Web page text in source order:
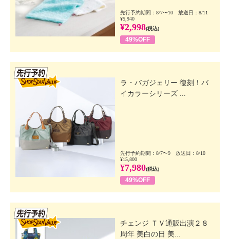
先行予約期間：8/7〜10 放送日：8/11
¥5,940
¥2,998(税込)
49%OFF
ラ・バガジェリー 復刻！バ
イカラーシリーズ ...
先行予約期間：8/7〜9 放送日：8/10
¥15,800
¥7,980(税込)
49%OFF
チェンジ ＴＶ通販出演２８
周年 美白の日 美...